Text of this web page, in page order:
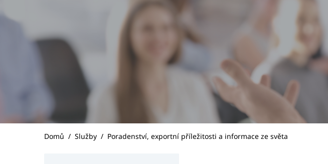
Domů / Služby / Poradenství, exportní příležitosti a informace ze světa